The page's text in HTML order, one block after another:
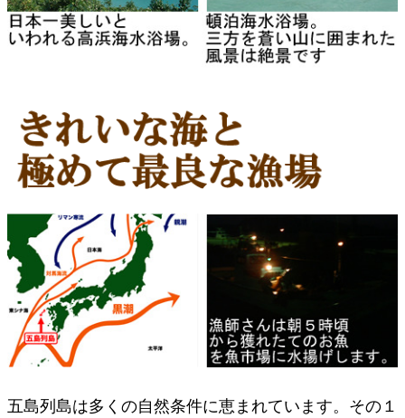
五島列島は多くの自然条件に恵まれています。その１